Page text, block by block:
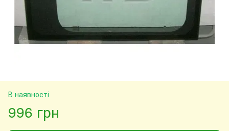
В наявності
996 грн